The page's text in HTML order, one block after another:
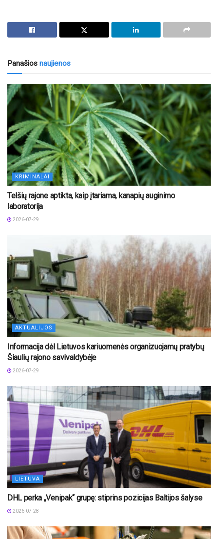
Panašios naujienos
KRIMINALAI
Telšių rajone aptikta, kaip įtariama, kanapių auginimo
laboratorija
2026-07-29
AKTUALIJOS
Informacija dėl Lietuvos kariuomenės organizuojamų pratybų
Šiaulių rajono savivaldybėje
2026-07-29
LIETUVA
DHL perka „Venipak“ grupę: stiprins pozicijas Baltijos šalyse
2026-07-28